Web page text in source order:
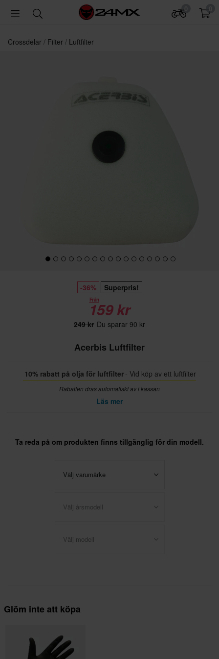
Crossdelar Filter Luftfilter
-36% Superpris!
Från
159 kr
249 kr Du sparar 90 kr
Acerbis Luftfilter
10% rabatt på olja för luftfilter - Vid köp av ett luftfilter
Rabatten dras automatiskt av i kassan
Läs mer
Ta reda på om produkten finns tillgänglig för din modell.
Välj varumärke
Välj årsmodell
Välj modell
Glöm inte att köpa